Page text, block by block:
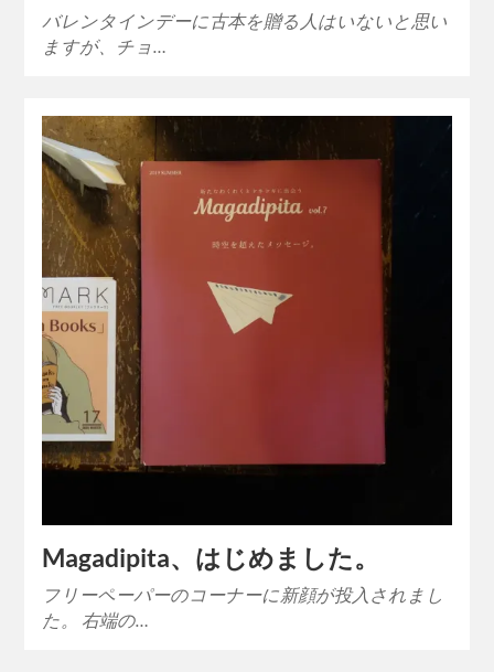
バレンタインデーに古本を贈る人はいないと思い
ますが、チョ…
Magadipita、はじめました。
フリーペーパーのコーナーに新顔が投入されまし
た。 右端の…